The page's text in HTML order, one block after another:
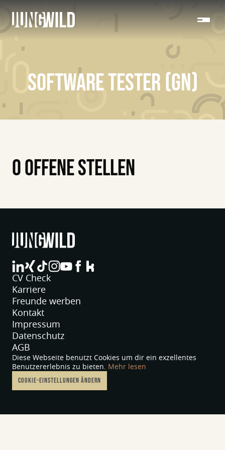
SOFTWARE TESTER (GN)
0 OFFENE STELLEN
jungwild bei LinkedIn
jungwild bei XING
jungwild bei TikTok
jungwild bei Instagram
jungwild bei YouTube
jungwild bei Facebook
CV Check
Karriere
Freunde werben
Kontakt
Impressum
Datenschutz
AGB
Diese Webseite benutzt Cookies um dir ein exzellentes
Benutzererlebnis zu bieten. Mehr lesen
COOKIE-EINSTELLUNGEN ÄNDERN